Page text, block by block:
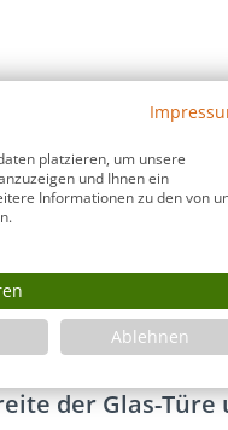
von Combia.
auf passenden
Bette) oder
Duschelement.
der
der Glas-
platzieren, um unsere
und Ihnen ein
Informationen zu den von
Ablehnen